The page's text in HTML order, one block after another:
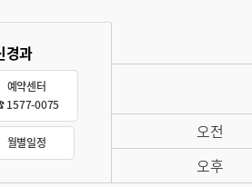
경과
예약센터
1577-0075
월별일정
오전
오후